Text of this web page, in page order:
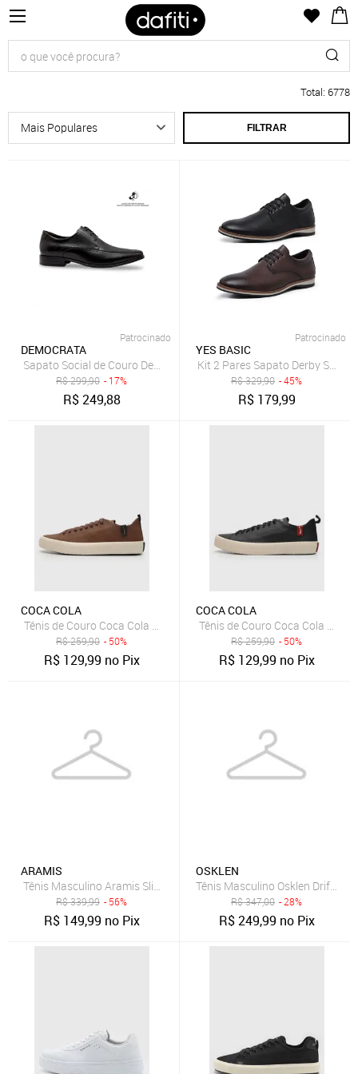
Total: 6778
FILTRAR
Patrocinado
DEMOCRATA
Sapato Social de Couro Democrata Masculino Unique 640101 Preto
R$299,90 - 17%
R$249,88
Patrocinado
YES BASIC
Kit 2 Pares Sapato Derby
R$329,90 - 45%
R$ 179,99
COCA COLA
Tênis de Couro Coca Cola Houston Leather Marrom
R$259,90 - 50%
R$ 129,99 no Pix
COCA COLA
Tênis de Couro Coca Cola
R$259,90 - 50%
R$ 129,99 no Pix
ARAMIS
Tênis Masculino Aramis Slip-On Azul Marinho
R$339,99 - 56%
R$ 149,99 no Pix
OSKLEN
Tênis Masculino Osklen Drift
R$347,00 - 28%
R$249,99 no Pix